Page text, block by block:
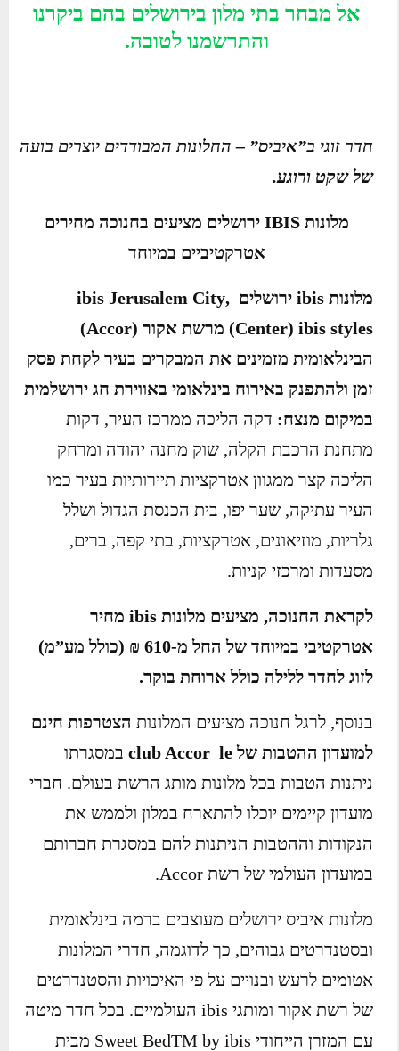
אל מבחר בתי מלון בירושלים בהם ביקרנו
והתרשמנו לטובה.
חדר זוגי ב”איביס” – החלונות המבודדים יוצרים בועה
של שקט ורוגע.
מלונותIBIS ירושלים מציעים בחנוכה מחירים
אטרקטיביים במיוחד
מלונות ibis ירושלים ,ibis Jerusalem City
Center) ibis styles) מרשת אקור (Accor
)
הבינלאומית מזמינים את המבקרים בעיר לקחת פסק
זמן ולהתפנק באירוח בינלאומי באווירת חג ירושלמית
במיקום מנצח: דקה הליכה ממרכז העיר, דקות
מתחנת הרכבת הקלה, שוק מחנה יהודה ומרחק
הליכה קצר ממגוון אטרקציות תיירותיות בעיר כמו
העיר עתיקה, שער יפו, בית הכנסת הגדול ושלל
גלריות, מוזיאונים, אטרקציות, בתי קפה, ברים,
מסעדות ומרכזי קניות.
לקראת החנוכה, מציעים מלונות ibis מחיר
אטרקטיבי במיוחד של החל מ-610 ₪ (כולל מע”מ)
לזוג לחדר ללילה כולל ארוחת בוקר.
בנוסף, לרגל חנוכה מציעים המלונות הצטרפות חינם
למועדון ההטבות של
club Accor le
במסגרתו
ניתנות הטבות בכל מלונות מותג הרשת בעולם. חברי
מועדון קיימים יוכלו להתארח במלון ולממש את
הנקודות וההטבות הניתנות להם במסגרת חברותם
במועדון העולמי של רשת Accor.
מלונות איביס ירושלים מעוצבים ברמה בינלאומית
ובסטנדרטים גבוהים, כך לדוגמה, חדרי המלונות
אטומים לרעש ובנויים על פי האיכויות והסטנדרטים
של רשת אקור ומותגי ibis העולמיים. בכל חדר מיטה
עם המזרן הייחודי Sweet BedTM by ibis מבית